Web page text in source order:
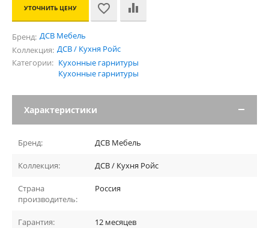
УТОЧНИТЬ ЦЕНУ
Бренд: ДСВ Мебель
Коллекция: ДСВ / Кухня Ройс
Категории: Кухонные гарнитуры
Кухонные гарнитуры
Характеристики
Бренд: ДСВ Мебель
Коллекция: ДСВ / Кухня Ройс
Страна
производитель:
Россия
Гарантия: 12 месяцев